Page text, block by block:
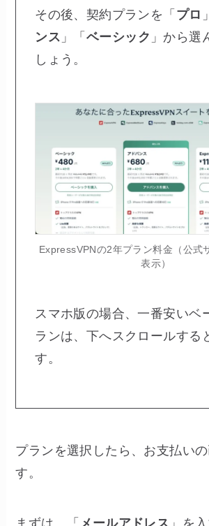
その後、契約プランを「 プロ
ンス 」「 ベーシック 」から選
しょう。
ExpressVPNの2年プラン料金（公式
表示）
スマホ版の場合、一番安いベ
ランは、下へスクロールする
す。
プランを選択したら、お支払い
す。
まずは、「 メールアドレス 」を